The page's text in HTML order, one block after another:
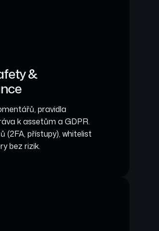
&
pravidla
k assetům a GDPR.
(2FA, přístupy), whitelist
bez rizik.